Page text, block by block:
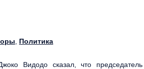
Политика
Видодо сказал, что